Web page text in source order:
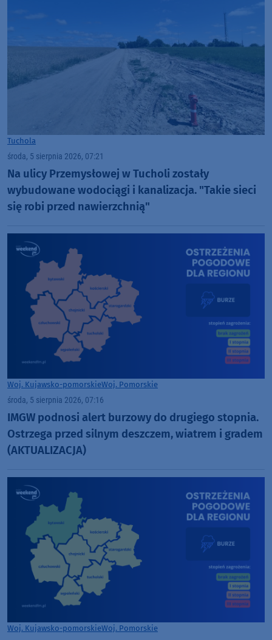
Tuchola
środa, 5 sierpnia 2026, 07:21
Na ulicy Przemysłowej w Tucholi zostały
wybudowane wodociągi i kanalizacja. "Takie sieci
się robi przed nawierzchnią"
Woj. Kujawsko-pomorskieWoj. Pomorskie
środa, 5 sierpnia 2026, 07:16
IMGW podnosi alert burzowy do drugiego stopnia.
Ostrzega przed silnym deszczem, wiatrem i gradem
(AKTUALIZACJA)
Woj. Kujawsko-pomorskieWoj. Pomorskie